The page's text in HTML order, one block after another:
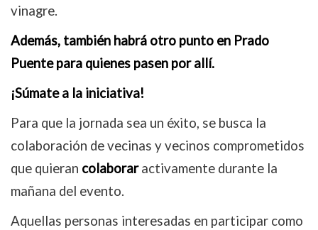
vinagre.
Además, también habrá otro punto en Prado
Puente para quienes pasen por allí.
¡Súmate a la iniciativa!
Para que la jornada sea un éxito, se busca la
colaboración de vecinas y vecinos comprometidos
que quieran colaboraractivamente durante la
mañana del evento.
Aquellas personas interesadas en participar como